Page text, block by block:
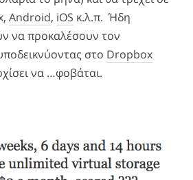
Android, iOS κ.λ.π. Ήδη
να προκαλέσουν τον
στο Dropbox
να …φοβάται.